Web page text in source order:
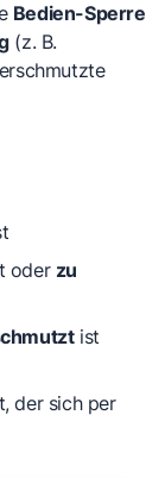
Bedien-Sperre
(z. B.
oder zu
ist
der sich per